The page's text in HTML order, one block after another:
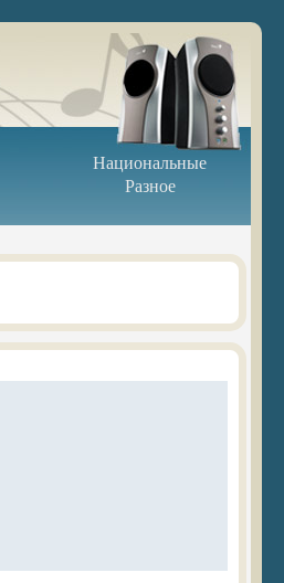
Национальные
Разное